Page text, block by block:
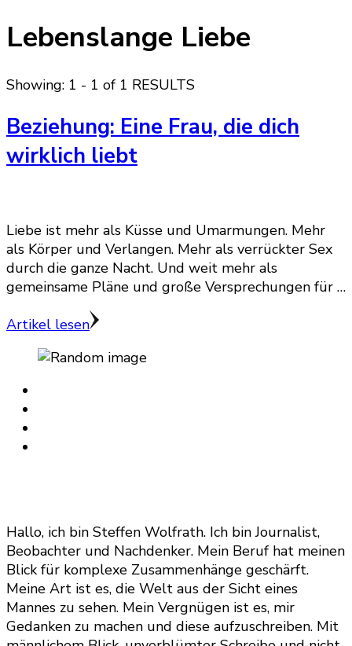
Lebenslange Liebe
Showing: 1 - 1 of 1 RESULTS
Beziehung: Eine Frau, die dich
wirklich liebt
Liebe ist mehr als Küsse und Umarmungen. Mehr
als Körper und Verlangen. Mehr als verrückter Sex
durch die ganze Nacht. Und weit mehr als
gemeinsame Pläne und große Versprechungen für …
Artikel lesen
Hallo, ich bin Steffen Wolfrath. Ich bin Journalist,
Beobachter und Nachdenker. Mein Beruf hat meinen
Blick für komplexe Zusammenhänge geschärft.
Meine Art ist es, die Welt aus der Sicht eines
Mannes zu sehen. Mein Vergnügen ist es, mir
Gedanken zu machen und diese aufzuschreiben. Mit